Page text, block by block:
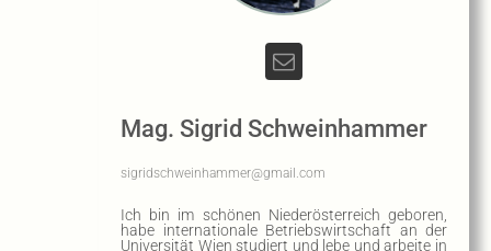
Mag. Sigrid Schweinhammer
sigridschweinhammer@gmail.com
Ich bin im schönen Niederösterreich geboren,
habe internationale Betriebswirtschaft an der
Universität Wien studiert und lebe und arbeite in